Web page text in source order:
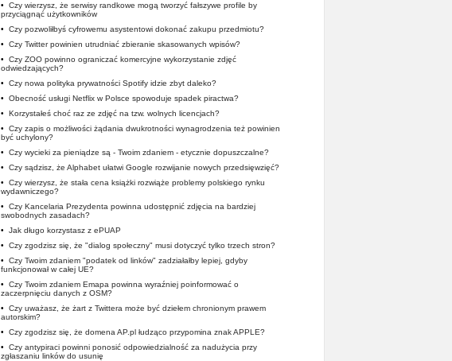
• Czy wierzysz, że serwisy randkowe mogą tworzyć fałszywe profile by
przyciągnąć użytkowników
• Czy pozwoliłbyś cyfrowemu asystentowi dokonać zakupu przedmiotu?
• Czy Twitter powinien utrudniać zbieranie skasowanych wpisów?
• Czy ZOO powinno ograniczać komercyjne wykorzystanie zdjęć
odwiedzających?
• Czy nowa polityka prywatności Spotify idzie zbyt daleko?
• Obecność usługi Netflix w Polsce spowoduje spadek piractwa?
• Korzystałeś choć raz ze zdjęć na tzw. wolnych licencjach?
• Czy zapis o możliwości żądania dwukrotności wynagrodzenia też powinien
być uchylony?
• Czy wycieki za pieniądze są - Twoim zdaniem - etycznie dopuszczalne?
• Czy sądzisz, że Alphabet ułatwi Google rozwijanie nowych przedsięwzięć?
• Czy wierzysz, że stała cena książki rozwiąże problemy polskiego rynku
wydawniczego?
• Czy Kancelaria Prezydenta powinna udostępnić zdjęcia na bardziej
swobodnych zasadach?
• Jak długo korzystasz z ePUAP
• Czy zgodzisz się, że "dialog społeczny" musi dotyczyć tylko trzech stron?
• Czy Twoim zdaniem "podatek od linków" zadziałałby lepiej, gdyby
funkcjonował w całej UE?
• Czy Twoim zdaniem Emapa powinna wyraźniej poinformować o
zaczerpnięciu danych z OSM?
• Czy uważasz, że żart z Twittera może być dziełem chronionym prawem
autorskim?
• Czy zgodzisz się, że domena AP.pl łudząco przypomina znak APPLE?
• Czy antypiraci powinni ponosić odpowiedzialność za nadużycia przy
zgłaszaniu linków do usunię